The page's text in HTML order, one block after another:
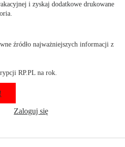
i zyskaj dodatkowe drukowane
źródło najważniejszych informacji z
RP.PL na rok.
Zaloguj się